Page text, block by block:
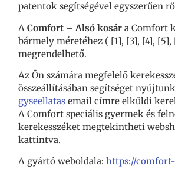
patentok segítségével egyszerűen
A Comfort – Alsó kosár a Comfort
bármely méretéhez ( [1], [3], [4], [5],
megrendelhető.
Az Ön számára megfelelő
összeállításában segítséget
gyseellatas email címre elküldi
A Comfort speciális gyermek és
kerekesszéket megtekintheti
kattintva.
A gyártó weboldala: https://